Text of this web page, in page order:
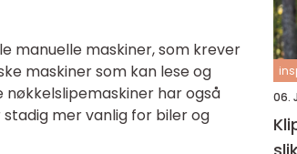
manuelle maskiner, som krever
maskiner som kan lese og
har også
mer vanlig for biler og
06.